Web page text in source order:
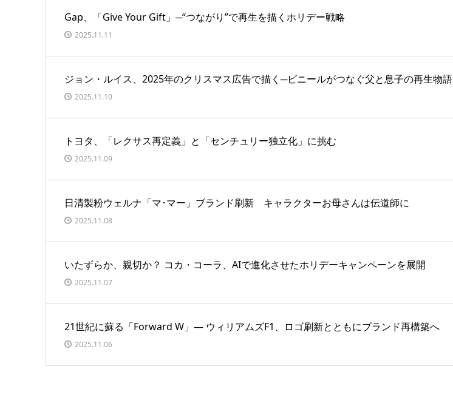
Gap、「Give Your Gift」─“つながり”で再生を描くホリデー戦略
2025.11.11
ジョン・ルイス、2025年のクリスマス広告で描く─ビニールがつなぐ父と息子の再生物語
2025.11.10
トヨタ、「レクサス再定義」と「センチュリー独立化」に挑む
2025.11.09
日清製粉ウェルナ「マ･マー」ブランド刷新 キャラクターお母さんは伝道師に
2025.11.08
いたずらか、親切か？ コカ・コーラ、AIで進化させたホリデーキャンペーンを展開
2025.11.07
21世紀に蘇る「Forward W」― ウィリアムズF1、ロゴ刷新とともにブランド再構築へ
2025.11.06